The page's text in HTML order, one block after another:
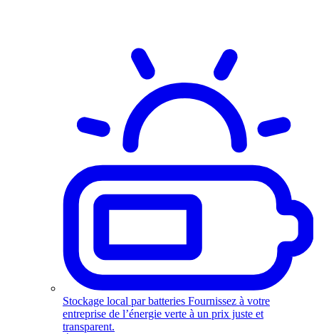
Stockage local par batteries Fournissez à votre
entreprise de l’énergie verte à un prix juste et
transparent.